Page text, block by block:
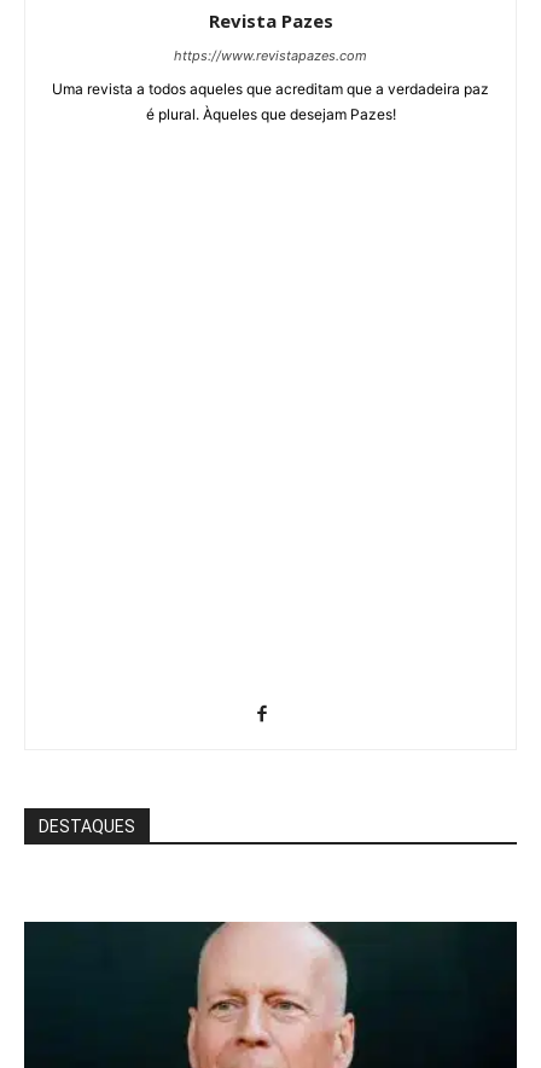
Revista Pazes
https://www.revistapazes.com
Uma revista a todos aqueles que acreditam que a verdadeira paz
é plural. Àqueles que desejam Pazes!
DESTAQUES